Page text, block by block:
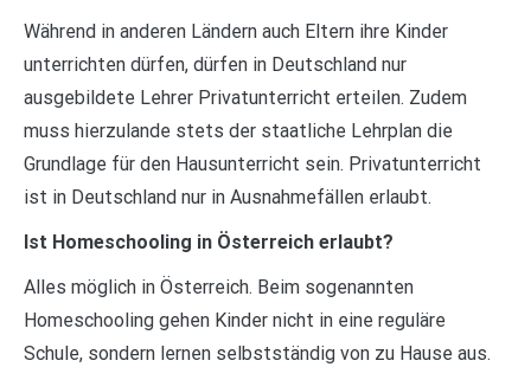
Während in anderen Ländern auch Eltern ihre Kinder
unterrichten dürfen, dürfen in Deutschland nur
ausgebildete Lehrer Privatunterricht erteilen. Zudem
muss hierzulande stets der staatliche Lehrplan die
Grundlage für den Hausunterricht sein. Privatunterricht
ist in Deutschland nur in Ausnahmefällen erlaubt.
Ist Homeschooling in Österreich erlaubt?
Alles möglich in Österreich. Beim sogenannten
Homeschooling gehen Kinder nicht in eine reguläre
Schule, sondern lernen selbstständig von zu Hause aus.